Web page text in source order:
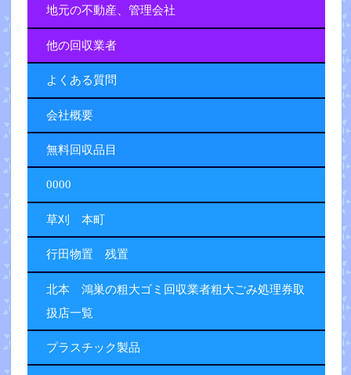
地元の不動産、管理会社
他の回収業者
よくある質問
会社概要
無料回収品目
0000
草刈 本町
行田物置 残置
北本 鴻巣の粗大ゴミ回収業者粗大ごみ処理券取
扱店一覧
プラスチック製品